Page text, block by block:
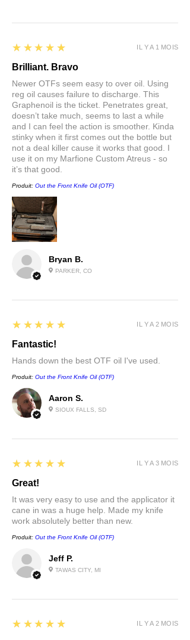
Bryan B.
PARKER, CO
5
★★★★★
Brilliant. Bravo
Newer OTFs seem easy to over oil. Using
reg oil causes failure to discharge. This
Graphenoil is the ticket. Penetrates great,
doesn’t take much, seems to last a while
and I can feel the action is smoother. Kinda
stinky when it first comes out the bottle but
not a deal killer cause it works that good. I
use it on my Marfione Custom Atreus - so
it’s that good.
Produit: Out the Front Knife Oil (OTF)
IL Y A 1 MOIS
Aaron S.
SIOUX FALLS, SD
5
★★★★★
Fantastic!
Hands down the best OTF oil I've used.
Produit: Out the Front Knife Oil (OTF)
IL Y A 2 MOIS
Jeff P.
TAWAS CITY, MI
5
★★★★★
Great!
It was very easy to use and the applicator it
cane in was a huge help. Made my knife
work absolutely better than new.
Produit: Out the Front Knife Oil (OTF)
IL Y A 3 MOIS
5
★★★★★ IL Y A 2 MOIS